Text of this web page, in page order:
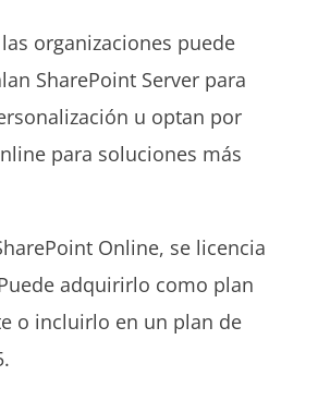
organizaciones puede
SharePoint Server para
u optan por
para soluciones más
Online, se licencia
adquirirlo como plan
o incluirlo en un plan de